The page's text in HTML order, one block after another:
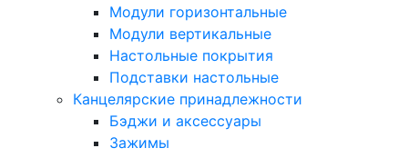
Модули горизонтальные
Модули вертикальные
Настольные покрытия
Подставки настольные
Канцелярские принадлежности
Бэджи и аксессуары
Зажимы